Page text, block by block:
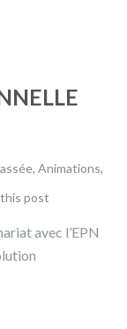
, Animations,
post
avec l’EPN